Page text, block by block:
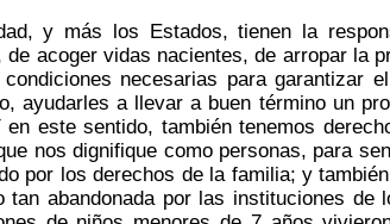
y más los Estados, tienen la
de acoger vidas nacientes, de arropar la
necesarias para garantizar
ayudarles a llevar a buen término un
en este sentido, también tenemos
nos dignifique como personas, para
por los derechos de la familia; y
tan abandonada por las instituciones